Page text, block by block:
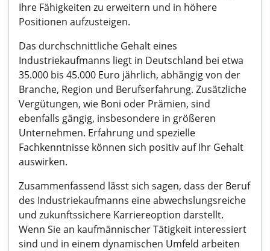
Ihre Fähigkeiten zu erweitern und in höhere
Positionen aufzusteigen.
Das durchschnittliche Gehalt eines
Industriekaufmanns liegt in Deutschland bei etwa
35.000 bis 45.000 Euro jährlich, abhängig von der
Branche, Region und Berufserfahrung. Zusätzliche
Vergütungen, wie Boni oder Prämien, sind
ebenfalls gängig, insbesondere in größeren
Unternehmen. Erfahrung und spezielle
Fachkenntnisse können sich positiv auf Ihr Gehalt
auswirken.
Zusammenfassend lässt sich sagen, dass der Beruf
des Industriekaufmanns eine abwechslungsreiche
und zukunftssichere Karriereoption darstellt.
Wenn Sie an kaufmännischer Tätigkeit interessiert
sind und in einem dynamischen Umfeld arbeiten